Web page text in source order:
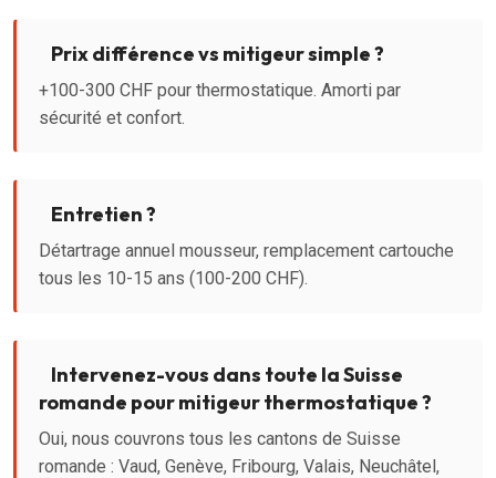
Prix différence vs mitigeur simple ?
+100-300 CHF pour thermostatique. Amorti par
sécurité et confort.
Entretien ?
Détartrage annuel mousseur, remplacement cartouche
tous les 10-15 ans (100-200 CHF).
Intervenez-vous dans toute la Suisse
romande pour mitigeur thermostatique ?
Oui, nous couvrons tous les cantons de Suisse
romande : Vaud, Genève, Fribourg, Valais, Neuchâtel,